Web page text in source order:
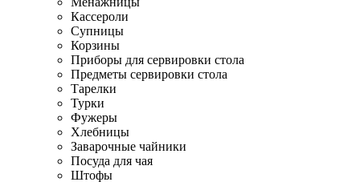
Кассероли
Супницы
Корзины
Приборы для сервировки стола
Предметы сервировки стола
Тарелки
Турки
Фужеры
Хлебницы
Заварочные чайники
Посуда для чая
Штофы